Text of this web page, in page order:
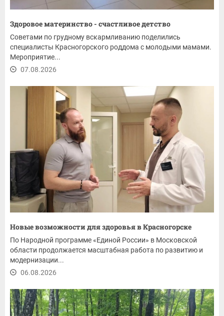
Здоровое материнство - счастливое детство
Советами по грудному вскармливанию поделились
специалисты Красногорского роддома с молодыми мамами.
Мероприятие...
07.08.2026
Новые возможности для здоровья в Красногорске
По Народной программе «Единой России» в Московской
области продолжается масштабная работа по развитию и
модернизации...
06.08.2026